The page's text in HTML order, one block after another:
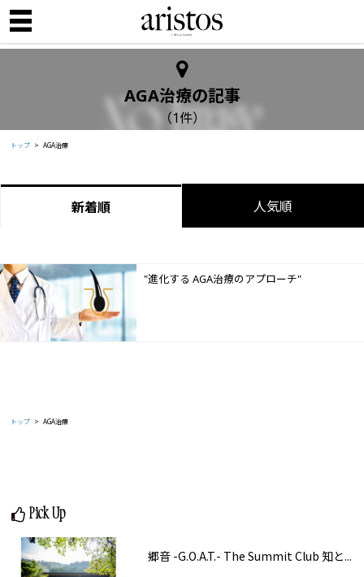
AGA治療の記事
（1件）
トップ AGA治療
新着順 人気順
"進化する AGA治療のアプローチ"
トップ AGA治療
Pick Up
郷音 -G.O.A.T.- The Summit Club 知と...